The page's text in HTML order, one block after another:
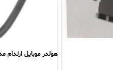
هولدر موبایل ارلدام مدل EH197